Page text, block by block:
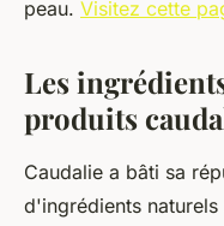
peau. Visitez cette
Les
produits
Caudalie a bâti sa
d'ingrédients